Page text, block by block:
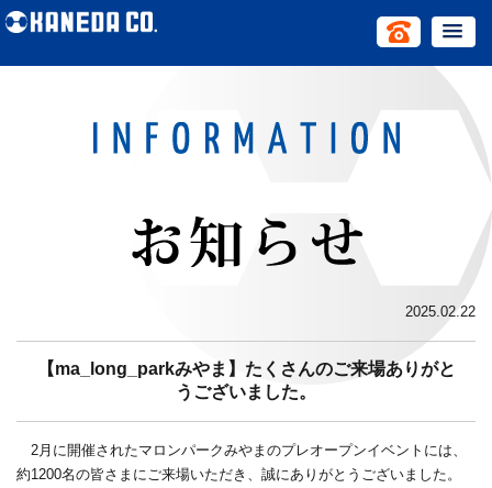
2025.02.22
【ma_long_parkみやま】たくさんのご来場ありがと
うございました。
2月に開催されたマロンパークみやまのプレオープンイベントには、
約1200名の皆さまにご来場いただき、誠にありがとうございました。